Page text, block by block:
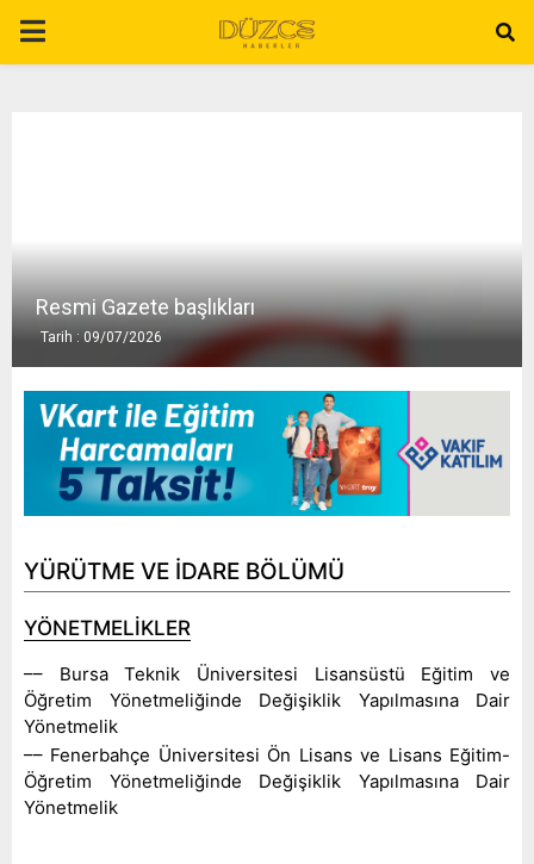
P
A
U
Resmi Gazete başlıkları
Tarih : 09/07/2026
YÜRÜTME VE İDARE BÖLÜMÜ
YÖNETMELİKLER
–– Bursa Teknik Üniversitesi Lisansüstü Eğitim ve
Öğretim Yönetmeliğinde Değişiklik Yapılmasına Dair
Yönetmelik
–– Fenerbahçe Üniversitesi Ön Lisans ve Lisans Eğitim-
Öğretim Yönetmeliğinde Değişiklik Yapılmasına Dair
Yönetmelik